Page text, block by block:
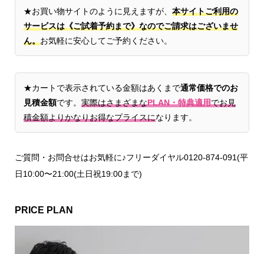
★お買い物サイトのように見えますが、 本サイトご利用の
サービスは《ご試着予約まで》なのでご請求はございませ
ん。お気軽に安心してご予約ください。
★カートで表示されている金額はあくまで通常価格でのお
見積金額です。 実際はさまざまなPLAN・特典適用でお見
積金額よりかなりお得なプライスになります。
ご質問・お問合せはお気軽に♪フリーダイヤル0120-874-091(平
日10:00〜21:00(土日祝19:00まで)
PRICE PLAN